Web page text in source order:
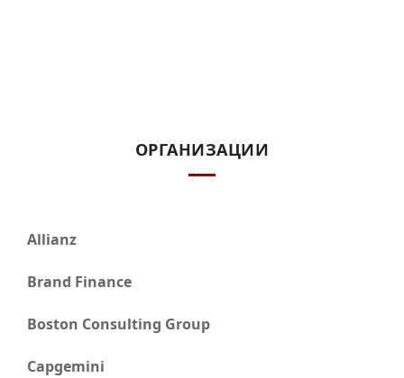
ОРГАНИЗАЦИИ
Allianz
Brand Finance
Boston Consulting Group
Capgemini